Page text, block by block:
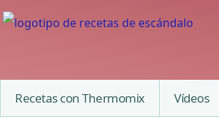
Recetas con Thermomix Vídeos